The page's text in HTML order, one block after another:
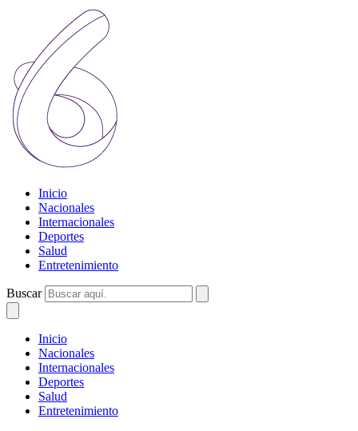
Inicio
Nacionales
Internacionales
Deportes
Salud
Entretenimiento
Buscar
Inicio
Nacionales
Internacionales
Deportes
Salud
Entretenimiento